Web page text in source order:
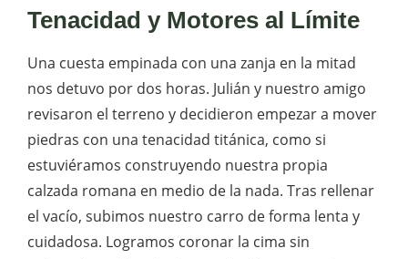
Tenacidad y Motores al Límite
Una cuesta empinada con una zanja en la mitad
nos detuvo por dos horas. Julián y nuestro amigo
revisaron el terreno y decidieron empezar a mover
piedras con una tenacidad titánica, como si
estuviéramos construyendo nuestra propia
calzada romana en medio de la nada. Tras rellenar
el vacío, subimos nuestro carro de forma lenta y
cuidadosa. Logramos coronar la cima sin